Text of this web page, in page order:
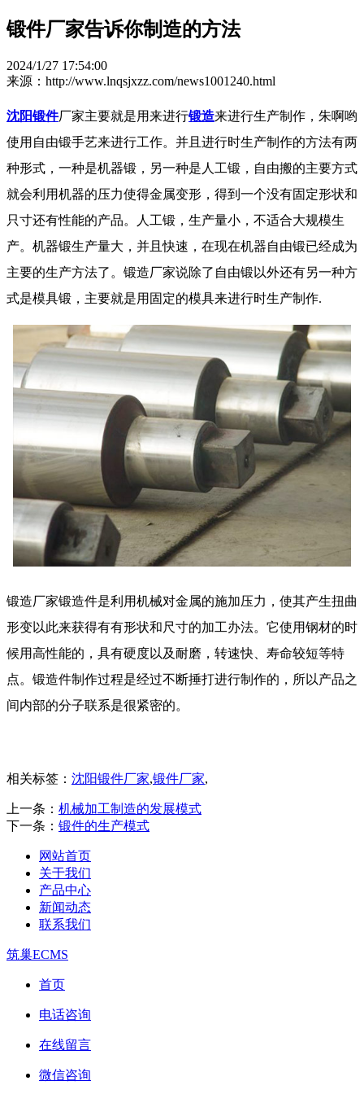
锻件厂家告诉你制造的方法
2024/1/27 17:54:00
来源：http://www.lnqsjxzz.com/news1001240.html
沈阳锻件厂家主要就是用来进行锻造来进行生产制作，朱啊哟
使用自由锻手艺来进行工作。并且进行时生产制作的方法有两
种形式，一种是机器锻，另一种是人工锻，自由搬的主要方式
就会利用机器的压力使得金属变形，得到一个没有固定形状和
只寸还有性能的产品。人工锻，生产量小，不适合大规模生
产。机器锻生产量大，并且快速，在现在机器自由锻已经成为
主要的生产方法了。锻造厂家说除了自由锻以外还有另一种方
式是模具锻，主要就是用固定的模具来进行时生产制作.
锻造厂家锻造件是利用机械对金属的施加压力，使其产生扭曲
形变以此来获得有有形状和尺寸的加工办法。它使用钢材的时
候用高性能的，具有硬度以及耐磨，转速快、寿命较短等特
点。锻造件制作过程是经过不断捶打进行制作的，所以产品之
间内部的分子联系是很紧密的。
相关标签： 沈阳锻件厂家,锻件厂家,
上一条： 机械加工制造的发展模式
下一条： 锻件的生产模式
网站首页
关于我们
产品中心
新闻动态
联系我们
筑巢ECMS
首页
电话咨询
在线留言
微信咨询